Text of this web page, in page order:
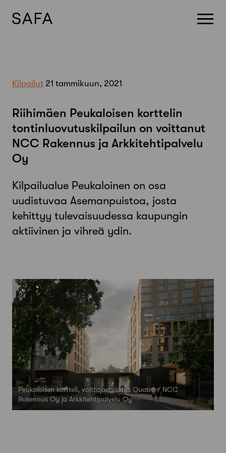
Kilpailut 21 tammikuun, 2021
Riihimäen Peukaloisen korttelin
tontinluovutuskilpailun on voittanut
NCC Rakennus ja Arkkitehtipalvelu
Oy
Kilpailualue Peukaloinen on osa
uudistuvaa Asemanpuistoa, josta
kehittyy tulevaisuudessa kaupungin
aktiivinen ja vihreä ydin.
Peukaloisen kortteli, voittajaehdotus Quatro / NCC
Rakennus Oy ja Arkkitehtipalvelu Oy